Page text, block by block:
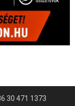
30 471 1373